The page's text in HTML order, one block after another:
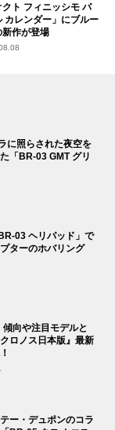
ト フィニッシモ パ
カレンダー」にブルー
新作が登場
に照らされた夜空を
「BR-03 GMT グリ
03 ヘリパッド」で
ターのホバリング
向や注目モデルと
ロノス日本版』最新
ー・デュポンのコラ